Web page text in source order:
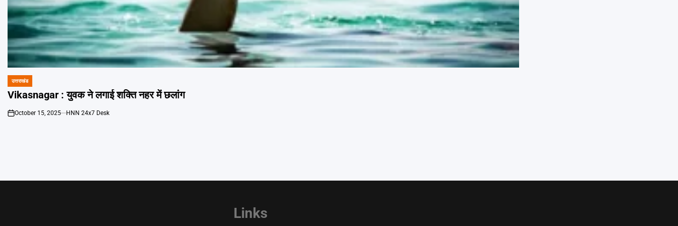
POSTED
IN
उत्तराखंड
Vikasnagar : युवक ने लगाई शक्ति नहर में छलांग
on
October 15, 2025 HNN 24x7 Desk
Links